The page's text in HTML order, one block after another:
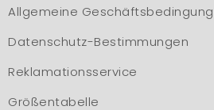
Allgemeine
Datenschutz-Bestimmungen
Reklamationsservice
Größentabelle